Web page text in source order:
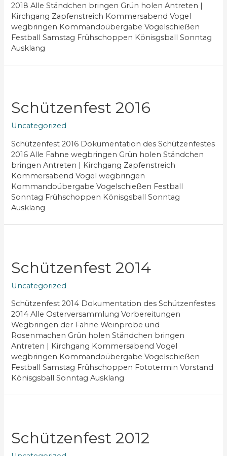
2018 Alle Ständchen bringen Grün holen Antreten |
Kirchgang Zapfenstreich Kommersabend Vogel
wegbringen Kommandoübergabe Vogelschießen
Festball Samstag Frühschoppen Könisgsball Sonntag
Ausklang
Schützenfest 2016
Uncategorized
Schützenfest 2016 Dokumentation des Schützenfestes
2016 Alle Fahne wegbringen Grün holen Ständchen
bringen Antreten | Kirchgang Zapfenstreich
Kommersabend Vogel wegbringen
Kommandoübergabe Vogelschießen Festball
Sonntag Frühschoppen Könisgsball Sonntag
Ausklang
Schützenfest 2014
Uncategorized
Schützenfest 2014 Dokumentation des Schützenfestes
2014 Alle Osterversammlung Vorbereitungen
Wegbringen der Fahne Weinprobe und
Rosenmachen Grün holen Ständchen bringen
Antreten | Kirchgang Kommersabend Vogel
wegbringen Kommandoübergabe Vogelschießen
Festball Samstag Frühschoppen Fototermin Vorstand
Könisgsball Sonntag Ausklang
Schützenfest 2012